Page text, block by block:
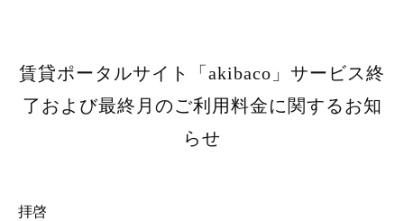
賃貸ポータルサイト「akibaco」サービス終
了および最終月のご利用料金に関するお知
らせ
拝啓